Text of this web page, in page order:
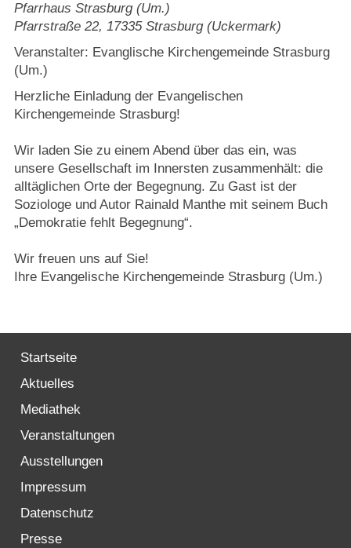
Bine ați venit în Strasburg (Uckermark)
Online-Bewerbungen
Sprache/Language
Pfarrhaus Strasburg (Um.)
Pfarrstraße 22,17335 Strasburg (Uckermark)
Veranstalter: Evanglische Kirchengemeinde Strasburg
(Um.)
Herzliche Einladung der Evangelischen
Kirchengemeinde Strasburg!
Wir laden Sie zu einem Abend über das ein, was
unsere Gesellschaft im Innersten zusammenhält: die
alltäglichen Orte der Begegnung. Zu Gast ist der
Soziologe und Autor Rainald Manthe mit seinem Buch
„Demokratie fehlt Begegnung“.
Wir freuen uns auf Sie!
Ihre Evangelische Kirchengemeinde Strasburg (Um.)
Startseite
Aktuelles
Mediathek
Veranstaltungen
Ausstellungen
Impressum
Datenschutz
Presse